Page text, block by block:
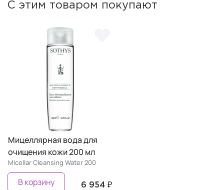
С этим товаром покупают
Мицеллярная вода для
очищения кожи 200 мл
Micellar Cleansing Water 200
6 954 ₽
В корзину